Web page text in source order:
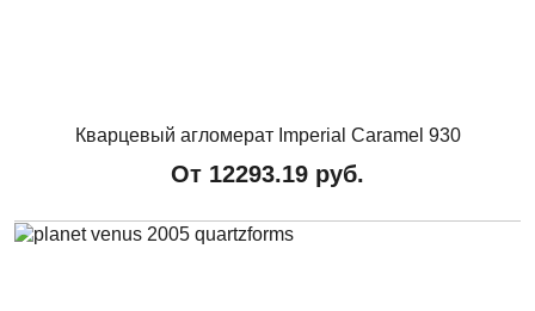
Кварцевый агломерат Imperial Caramel 930
От 12293.19 руб.